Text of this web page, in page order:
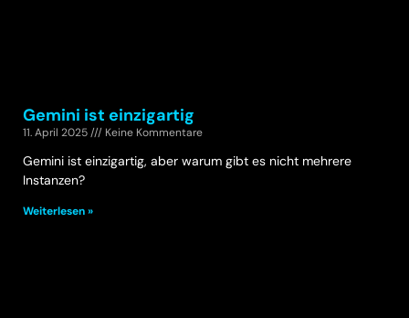
Gemini ist einzigartig
11. April 2025 Keine Kommentare
Gemini ist einzigartig, aber warum gibt es nicht mehrere
Instanzen?
Weiterlesen »